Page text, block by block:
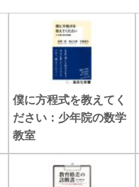
僕に方程式を教えてく
ださい：少年院の数学
教室